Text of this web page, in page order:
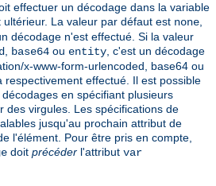
effectuer un décodage dans la variable
La valeur par défaut est none,
décodage n'est effectué. Si la valeur
, base64 ou entity, c'est un décodage
x-www-form-urlencoded, base64 ou
respectivement effectué. Il est possible
en spécifiant plusieurs
des virgules. Les spécifications de
jusqu'au prochain attribut de
l'élément. Pour être pris en compte,
doit précéder l'attribut var